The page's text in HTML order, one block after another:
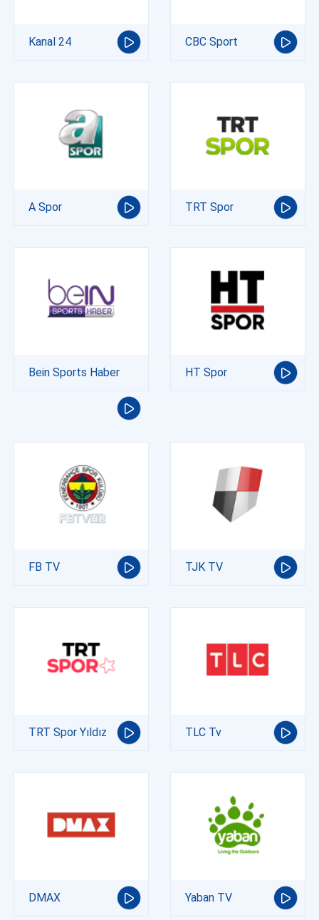
Kanal 24 CBC Sport
A Spor TRT Spor
Bein Sports Haber HT Spor
FB TV TJK TV
TRT Spor Yıldız TLC Tv
DMAX Yaban TV